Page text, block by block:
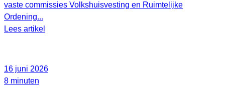
vaste commissies Volkshuisvesting en Ruimtelijke
Ordening...
Lees artikel
16 juni 2026
8 minuten